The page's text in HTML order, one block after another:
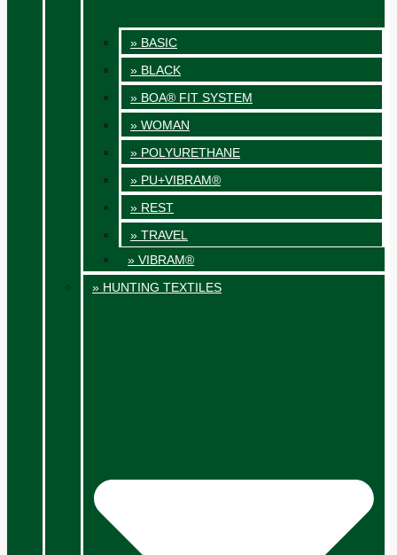
» BASIC
» BLACK
» BOA® FIT SYSTEM
» WOMAN
» POLYURETHANE
» PU+VIBRAM®
» REST
» TRAVEL
» VIBRAM®
» HUNTING TEXTILES